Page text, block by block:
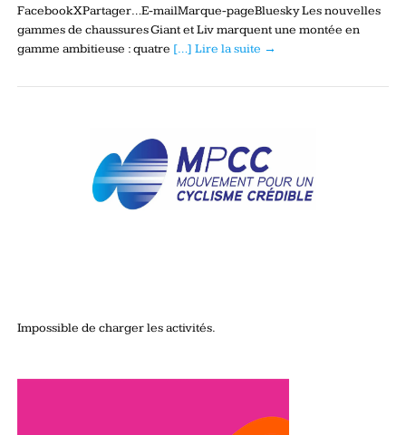
FacebookXPartager…E-mailMarque-pageBluesky Les nouvelles
gammes de chaussures Giant et Liv marquent une montée en
gamme ambitieuse : quatre […] Lire la suite →
Impossible de charger les activités.